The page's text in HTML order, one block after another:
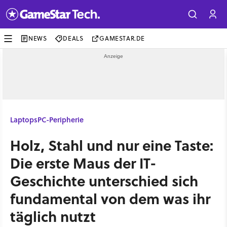
NEWS DEALS GAMESTAR.DE
LaptopsPC-Peripherie
Holz, Stahl und nur eine Taste:
Die erste Maus der IT-
Geschichte unterschied sich
fundamental von dem was ihr
täglich nutzt